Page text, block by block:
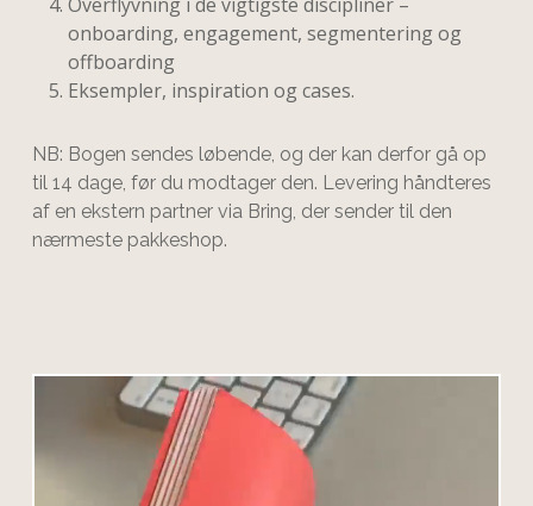
onboarding, engagement, segmentering og
offboarding
Eksempler, inspiration og cases.
NB: Bogen sendes løbende, og der kan derfor gå op
til 14 dage, før du modtager den. Levering håndteres
af en ekstern partner via Bring, der sender til den
nærmeste pakkeshop.